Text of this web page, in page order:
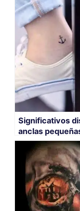
Significativos
anclas